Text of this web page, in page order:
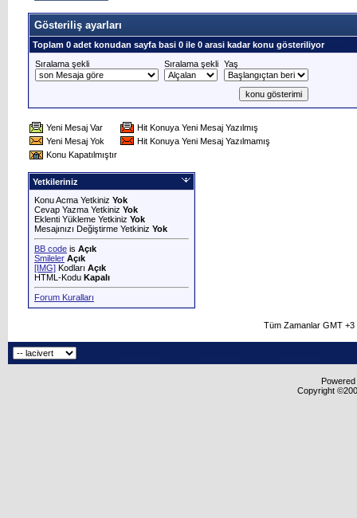
Gösteriliş ayarları
Toplam 0 adet konudan sayfa basi 0 ile 0 arasi kadar konu gösteriliyor
Sıralama şekli
Sıralama şekli Yaş
Yeni Mesaj Var
Hit Konuya Yeni Mesaj Yazılmış
Yeni Mesaj Yok
Hit Konuya Yeni Mesaj Yazılmamış
Konu Kapatılmıştır
Yetkileriniz
Konu Acma Yetkiniz Yok
Cevap Yazma Yetkiniz Yok
Eklenti Yükleme Yetkiniz Yok
Mesajınızı Değiştirme Yetkiniz Yok
BB code is Açık
Smileler Açık
[IMG] Kodları Açık
HTML-Kodu Kapalı
Forum Kuralları
Tüm Zamanlar GMT
Copyright